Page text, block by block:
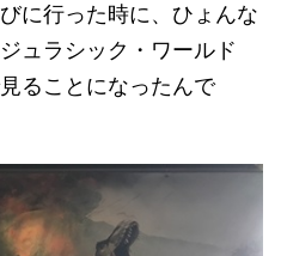
に行った時に、ひょんな
ュラシック・ワールド
ることになったんで